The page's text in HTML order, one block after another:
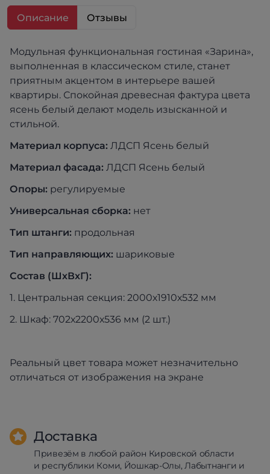
Описание Отзывы
Модульная функциональная гостиная «Зарина»,
выполненная в классическом стиле, станет
приятным акцентом в интерьере вашей
квартиры. Спокойная древесная фактура цвета
ясень белый делают модель изысканной и
стильной.
Материал корпуса: ЛДСП Ясень белый
Материал фасада: ЛДСП Ясень белый
Опоры: регулируемые
Универсальная сборка: нет
Тип штанги: продольная
Тип направляющих: шариковые
Состав (ШхВхГ):
1. Центральная секция: 2000х1910х532 мм
2. Шкаф: 702х2200х536 мм (2 шт.)
Реальный цвет товара может незначительно
отличаться от изображения на экране
Доставка
Привезём в любой район Кировской области
и республики Коми, Йошкар-Олы, Лабытнанги и